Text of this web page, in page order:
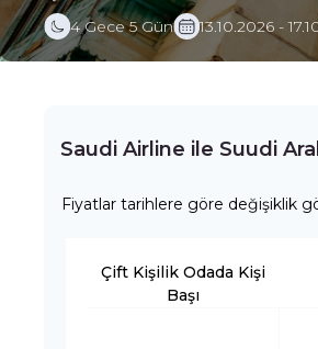
4 Gece 5 Gün
13.10.2026 -
Saudi Airline ile Suudi
Fiyatlar tarihlere göre değişiklik
Çift Kişilik Odada Kişi
Başı